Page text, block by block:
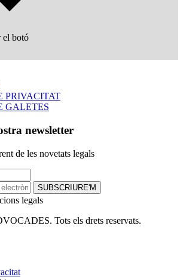
el botó
PRIVACITAT
GALETES
newsletter
de les novetats legals
SUBSCRIURE'M
legals
Tots els drets reservats.